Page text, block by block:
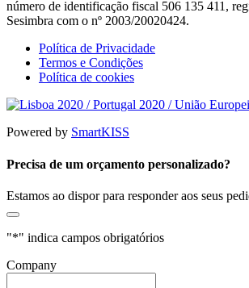
número de identificação fiscal 506 135 411,
Sesimbra com o nº 2003/20020424.
Política de Privacidade
Termos e Condições
Política de cookies
Powered by SmartKISS
Precisa de um orçamento personalizado?
Estamos ao dispor para responder aos seus
"*" indica campos obrigatórios
Company